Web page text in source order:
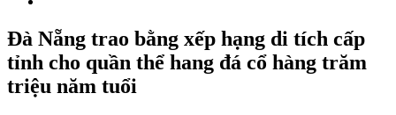
Đà Nẵng trao bằng xếp hạng di tích cấp
tỉnh cho quần thể hang đá cổ hàng trăm
triệu năm tuổi